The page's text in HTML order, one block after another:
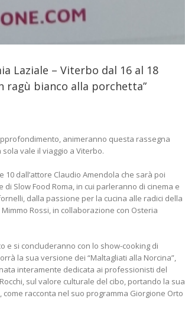
Laziale – Viterbo dal 16 al 18
ragù bianco alla porchetta”
animeranno questa rassegna
vale il viaggio a Viterbo.
dall’attore Claudio Amendola che sarà poi
Slow Food Roma, in cui parleranno di cinema e
dalla passione per la cucina alle radici della
Rossi, in collaborazione con Osteria
e si concluderanno con lo show-cooking di
la sua versione dei “Maltagliati alla Norcina”,
interamente dedicata ai professionisti del
sul valore culturale del cibo, portando la sua
racconta nel suo programma Giorgione Orto